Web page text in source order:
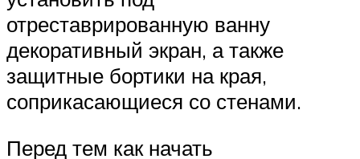
отреставрированную ванну
декоративный экран, а также
защитные бортики на края,
соприкасающиеся со стенами.
Перед тем как начать